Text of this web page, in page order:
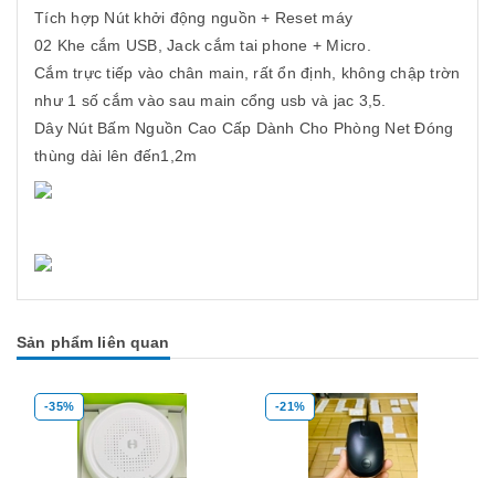
Tích hợp Nút khởi động nguồn + Reset máy
02 Khe cắm USB, Jack cắm tai phone + Micro.
Cắm trực tiếp vào chân main, rất ổn định, không chập trờn
như 1 số cắm vào sau main cổng usb và jac 3,5.
Dây Nút Bấm Nguồn Cao Cấp Dành Cho Phòng Net Đóng
thùng dài lên đến1,2m
Sản phẩm liên quan
-35% -21%